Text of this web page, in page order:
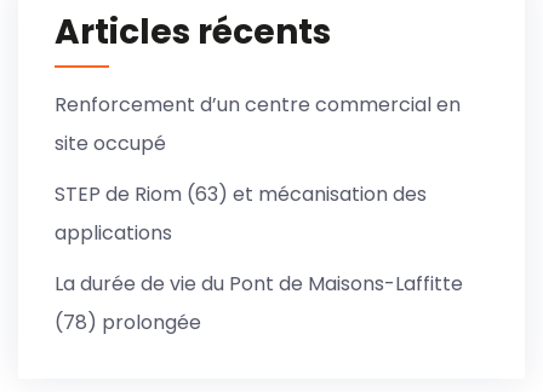
Articles récents
Renforcement d’un centre commercial en
site occupé
STEP de Riom (63) et mécanisation des
applications
La durée de vie du Pont de Maisons-Laffitte
(78) prolongée